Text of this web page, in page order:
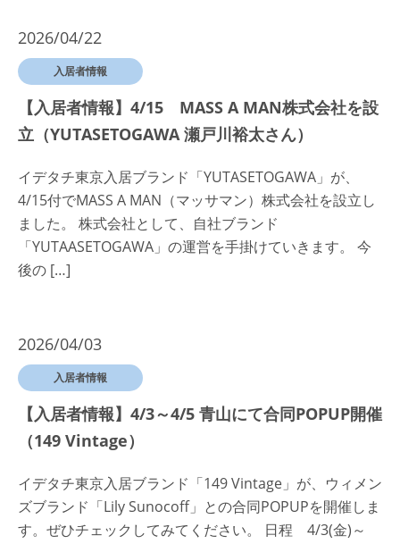
2026/04/22
入居者情報
【入居者情報】4/15 MASS A MAN株式会社を設
立（YUTASETOGAWA 瀬戸川裕太さん）
イデタチ東京入居ブランド「YUTASETOGAWA」が、
4/15付でMASS A MAN（マッサマン）株式会社を設立し
ました。 株式会社として、自社ブランド
「YUTAASETOGAWA」の運営を手掛けていきます。 今
後の […]
2026/04/03
入居者情報
【入居者情報】4/3～4/5 青山にて合同POPUP開催
（149 Vintage）
イデタチ東京入居ブランド「149 Vintage」が、ウィメン
ズブランド「Lily Sunocoff」との合同POPUPを開催しま
す。ぜひチェックしてみてください。 日程 4/3(金)～